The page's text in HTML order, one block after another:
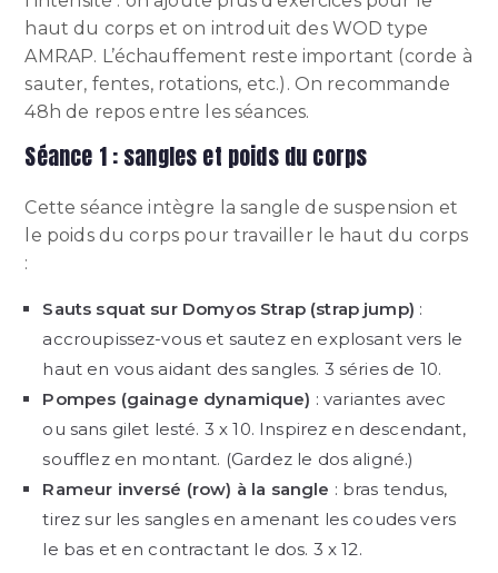
haut du corps et on introduit des WOD type
AMRAP. L’échauffement reste important (corde à
sauter, fentes, rotations, etc.). On recommande
48h de repos entre les séances.
Séance 1 : sangles et poids du corps
Cette séance intègre la sangle de suspension et
le poids du corps pour travailler le haut du corps
:
Sauts squat sur Domyos Strap (strap jump) :
accroupissez-vous et sautez en explosant vers le
haut en vous aidant des sangles. 3 séries de 10.
Pompes (gainage dynamique) : variantes avec
ou sans gilet lesté. 3 x 10. Inspirez en descendant,
soufflez en montant. (Gardez le dos aligné.)
Rameur inversé (row) à la sangle : bras tendus,
tirez sur les sangles en amenant les coudes vers
le bas et en contractant le dos. 3 x 12.